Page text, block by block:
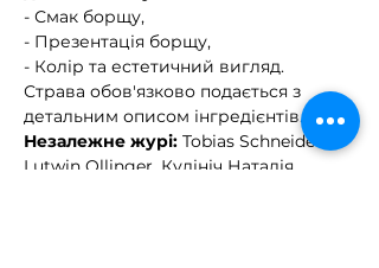
- Смак борщу,
- Презентація борщу,
- Колір та естетичний вигляд.
Страва обов'язково подається з
детальним описом інгредієнтів.
Незалежне журі: Tobias Schneider,
Lutwin Ollinger, Кулініч Наталія